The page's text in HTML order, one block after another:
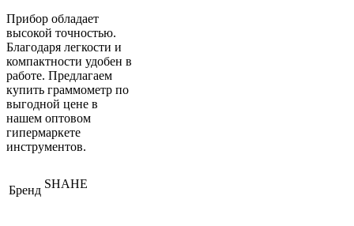
Прибор обладает
высокой точностью.
Благодаря легкости и
компактности удобен в
работе. Предлагаем
купить граммометр по
выгодной цене в
нашем оптовом
гипермаркете
инструментов.
Бренд SHAHE